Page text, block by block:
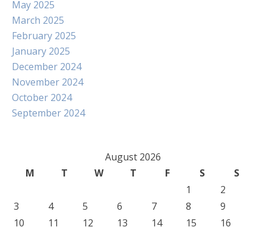
May 2025
March 2025
February 2025
January 2025
December 2024
November 2024
October 2024
September 2024
August 2026
M
T W T F S
S
1
2
3
4 5 6 7 8
9
10
11 12 13 14 15 16